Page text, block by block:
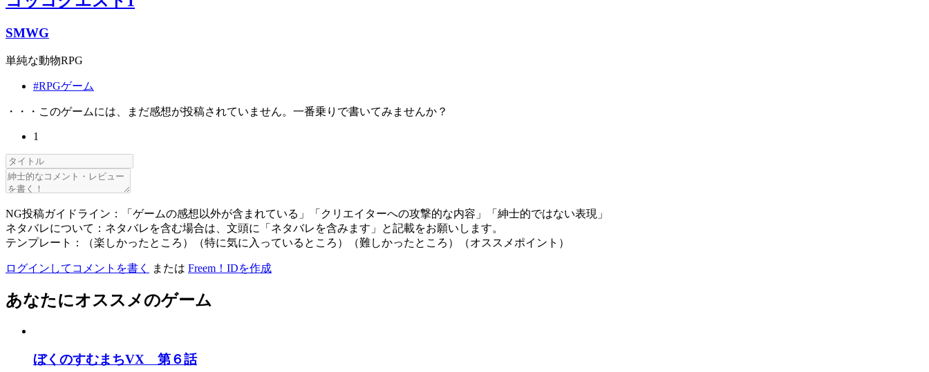
SMWG
単純な動物RPG
#RPGゲーム
・・・このゲームには、まだ感想が投稿されていません。一番乗りで書いてみませんか？
1
NG投稿ガイドライン：「ゲームの感想以外が含まれている」「クリエイターへの攻撃的な内容」「紳士的ではない表現」
ネタバレについて：ネタバレを含む場合は、文頭に「ネタバレを含みます」と記載をお願いします。
テンプレート：（楽しかったところ）（特に気に入っているところ）（難しかったところ）（オススメポイント）
ログインしてコメントを書く または Freem！IDを作成
あなたにオススメのゲーム
ぼくのすむまちVX 第６話